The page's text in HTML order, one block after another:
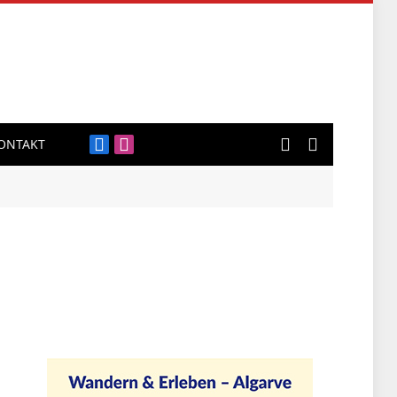
FacebookInstagram